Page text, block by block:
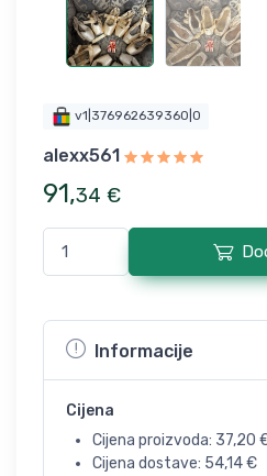
v1|376962639360|0
alexx561
91,34 €
Informacije
Cijena
Cijena proizvoda: 37,20
Cijena dostave: 54,14€